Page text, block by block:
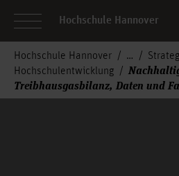
Hochschule Hannover
Hochschule Hannover
Hochschulentwicklung
Treibhausgasbilanz, Daten und